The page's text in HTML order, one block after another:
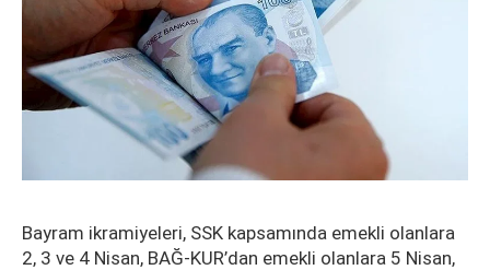
Bayram ikramiyeleri, SSK kapsamında emekli olanlara
2, 3 ve 4 Nisan, BAĞ-KUR’dan emekli olanlara 5 Nisan,